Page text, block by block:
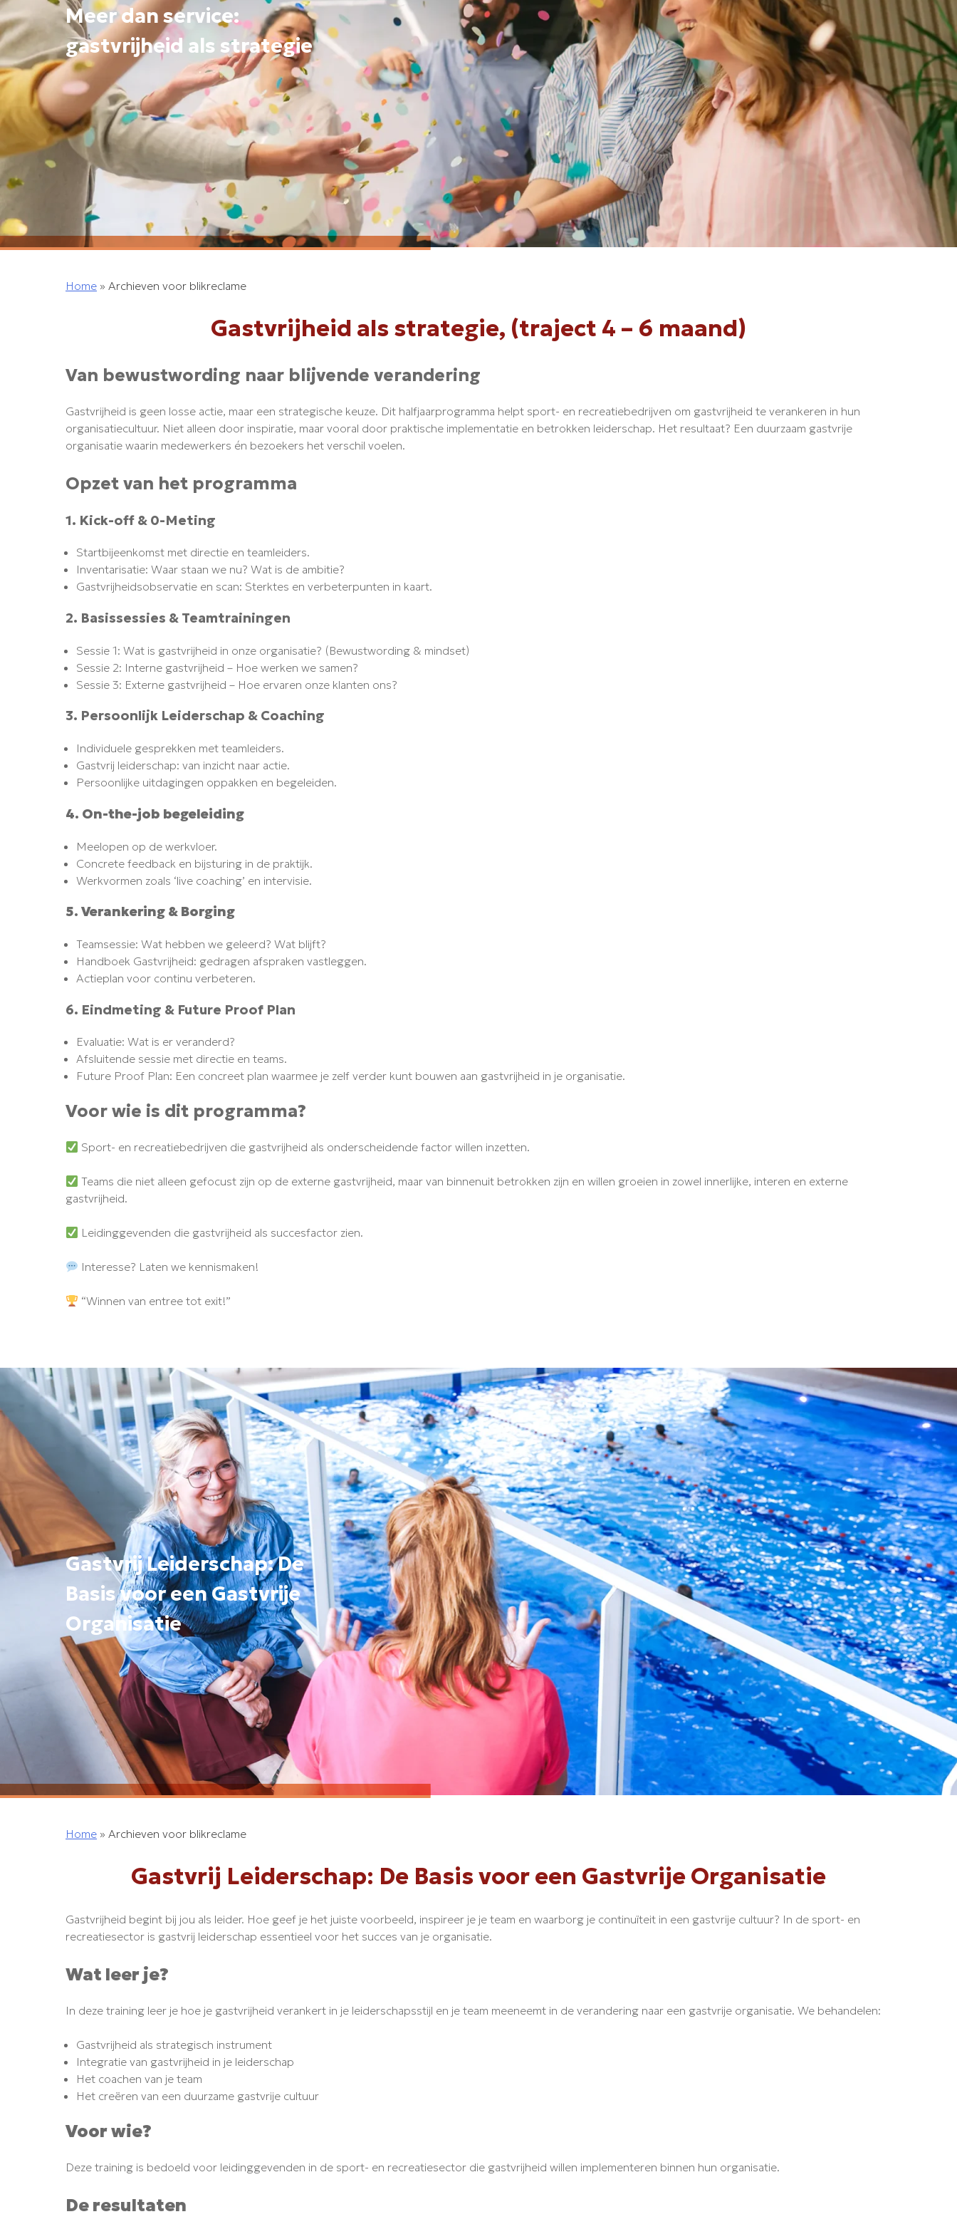
Meer dan service:
gastvrijheid als strategie
Home » Archieven voor blikreclame
Gastvrijheid als strategie, (traject 4 – 6 maand)
Van bewustwording naar blijvende verandering
Gastvrijheid is geen losse actie, maar een strategische keuze. Dit halfjaarprogramma helpt sport- en recreatiebedrijven om gastvrijheid te verankeren in hun
organisatiecultuur. Niet alleen door inspiratie, maar vooral door praktische implementatie en betrokken leiderschap. Het resultaat? Een duurzaam gastvrije
organisatie waarin medewerkers én bezoekers het verschil voelen.
Opzet van het programma
1. Kick-off & 0-Meting
Startbijeenkomst met directie en teamleiders.
Inventarisatie: Waar staan we nu? Wat is de ambitie?
Gastvrijheidsobservatie en scan: Sterktes en verbeterpunten in kaart.
2. Basissessies & Teamtrainingen
Sessie 1: Wat is gastvrijheid in onze organisatie? (Bewustwording & mindset)
Sessie 2: Interne gastvrijheid – Hoe werken we samen?
Sessie 3: Externe gastvrijheid – Hoe ervaren onze klanten ons?
3. Persoonlijk Leiderschap & Coaching
Individuele gesprekken met teamleiders.
Gastvrij leiderschap: van inzicht naar actie.
Persoonlijke uitdagingen oppakken en begeleiden.
4. On-the-job begeleiding
Meelopen op de werkvloer.
Concrete feedback en bijsturing in de praktijk.
Werkvormen zoals ‘live coaching’ en intervisie.
5. Verankering & Borging
Teamsessie: Wat hebben we geleerd? Wat blijft?
Handboek Gastvrijheid: gedragen afspraken vastleggen.
Actieplan voor continu verbeteren.
6. Eindmeting & Future Proof Plan
Evaluatie: Wat is er veranderd?
Afsluitende sessie met directie en teams.
Future Proof Plan: Een concreet plan waarmee je zelf verder kunt bouwen aan gastvrijheid in je organisatie.
Voor wie is dit programma?
Sport- en recreatiebedrijven die gastvrijheid als onderscheidende factor willen inzetten.
Teams die niet alleen gefocust zijn op de externe gastvrijheid, maar van binnenuit betrokken zijn en willen groeien in zowel innerlijke, interen en externe
gastvrijheid.
Leidinggevenden die gastvrijheid als succesfactor zien.
Interesse? Laten we kennismaken!
“Winnen van entree tot exit!”
Gastvrij Leiderschap: De
Basis voor een Gastvrije
Organisatie
Home » Archieven voor blikreclame
Gastvrij Leiderschap: De Basis voor een Gastvrije Organisatie
Gastvrijheid begint bij jou als leider. Hoe geef je het juiste voorbeeld, inspireer je je team en waarborg je continuïteit in een gastvrije cultuur? In de sport- en
recreatiesector is gastvrij leiderschap essentieel voor het succes van je organisatie.
Wat leer je?
In deze training leer je hoe je gastvrijheid verankert in je leiderschapsstijl en je team meeneemt in de verandering naar een gastvrije organisatie. We behandelen:
Gastvrijheid als strategisch instrument
Integratie van gastvrijheid in je leiderschap
Het coachen van je team
Het creëren van een duurzame gastvrije cultuur
Voor wie?
Deze training is bedoeld voor leidinggevenden in de sport- en recreatiesector die gastvrijheid willen implementeren binnen hun organisatie.
De resultaten